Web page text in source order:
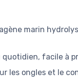
marin
quotidien, facile à
les ongles et le